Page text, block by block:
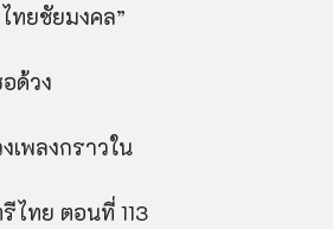
ทยชัยมงคล”
ด้วง
เพลงกราวใน
ไทย ตอนที่ 113